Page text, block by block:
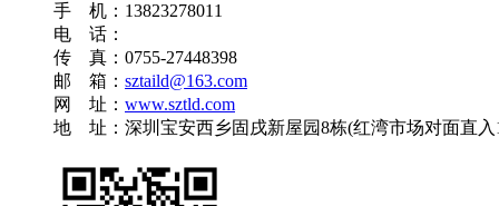
手 机：13823278011
电 话：
传 真：0755-27448398
邮 箱： sztaild@163.com
网 址： www.sztld.com
地 址：深圳宝安西乡固戌新屋园8栋(红湾市场对面直入